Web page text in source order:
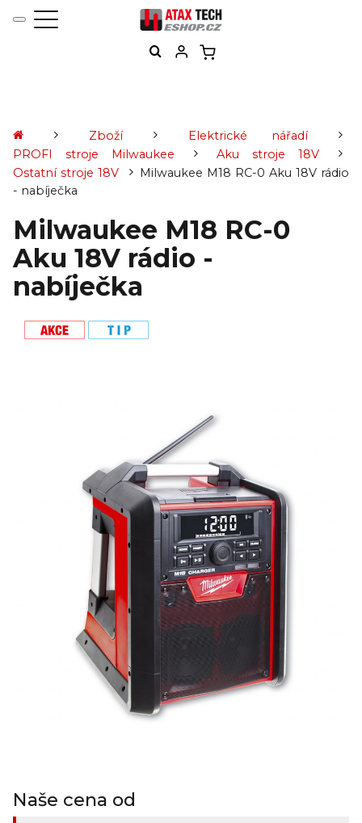
Zboží
Elektrické nářadí
PROFI stroje Milwaukee
Aku stroje 18V
Ostatní stroje 18V
Milwaukee M18 RC-0 Aku 18V rádio
- nabíječka
Milwaukee M18 RC-0
Aku 18V rádio -
nabíječka
Naše cena od